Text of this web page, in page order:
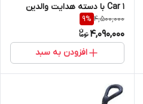
Car 1 با دسته هدایت والدین
4,500,000
9%
4,090,000
افزودن به سبد